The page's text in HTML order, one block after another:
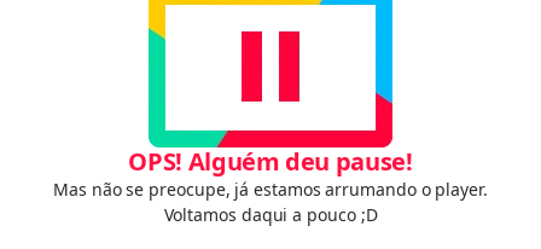
OPS! Alguém deu pause!
Mas não se preocupe, já estamos arrumando o player.
Voltamos daqui a pouco ;D